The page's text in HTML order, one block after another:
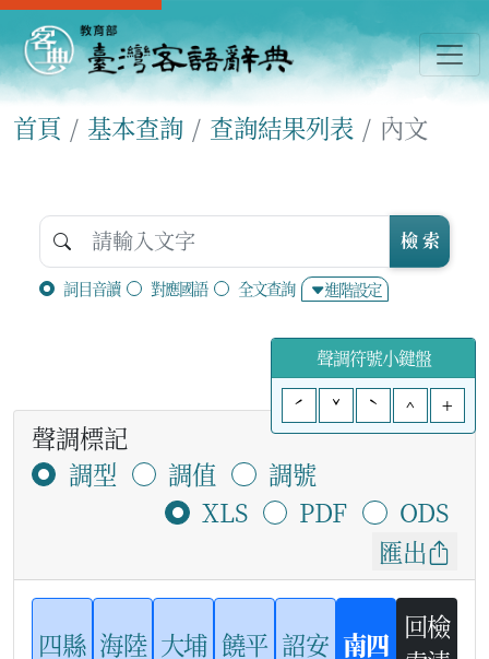
首頁 基本查詢 查詢結果列表 內文
詞目音讀 對應國語 全文查詢 進階設定
檢 索
聲調符號小鍵盤
ˊ
ˇ ˋ ^ +
聲調標記
調型
調值
調號
XLS
PDF
ODS
匯出
四縣 海陸 大埔 饒平 詔安 南四
回檢